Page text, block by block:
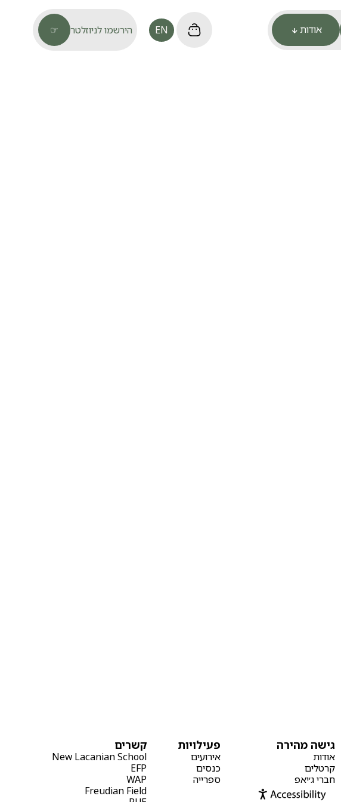
אודות 
EN הירשמו לניוזלטר ☞
גישה מהירה
אודות
קרטלים
חברי ג׳יאפ
פעילויות
אירועים
כנסים
ספרייה
קשרים
New Lacanian School
EFP
WAP
Freudian Field